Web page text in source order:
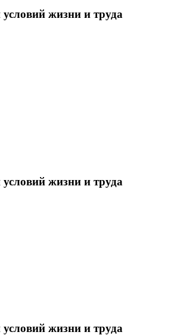
жизни и труда
жизни и труда
жизни и труда